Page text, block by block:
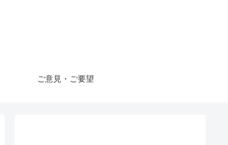
ご意見・ご要望